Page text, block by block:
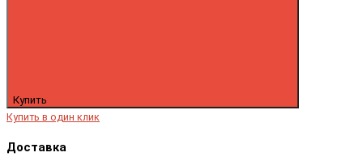
Купить
Купить в один клик
Доставка